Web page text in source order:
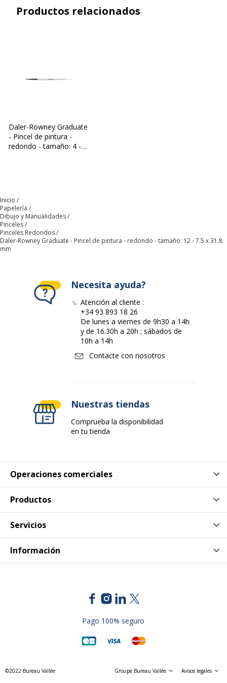
Replegable Sí
Datos de identificación
Marca
Productos relacionados
Daler-Rowney Graduate
- Pincel de pintura -
redondo - tamaño: 4 -
Inicio
Papelería
Dibujo y Manualidades
Pinceles
Pinceles Redondos
Daler-Rowney Graduate - Pincel de pintura - redondo - tamaño: 12 - 7.5 x 31.8
mm
Operaciones comerciales
Productos
Servicios
Información
Necesita ayuda?
Atención al cliente :
+34 93 893 18 26
De lunes a viernes de 9h30 a 14h
y de 16.30h a 20h ; sábados de
10h a 14h
Contacte con nosotros
Nuestras tiendas
Comprueba la disponibilidad
en tu tienda
Pago 100% seguro
©2022 Bureau Vallée Groupe Bureau Vallée Avisos legales